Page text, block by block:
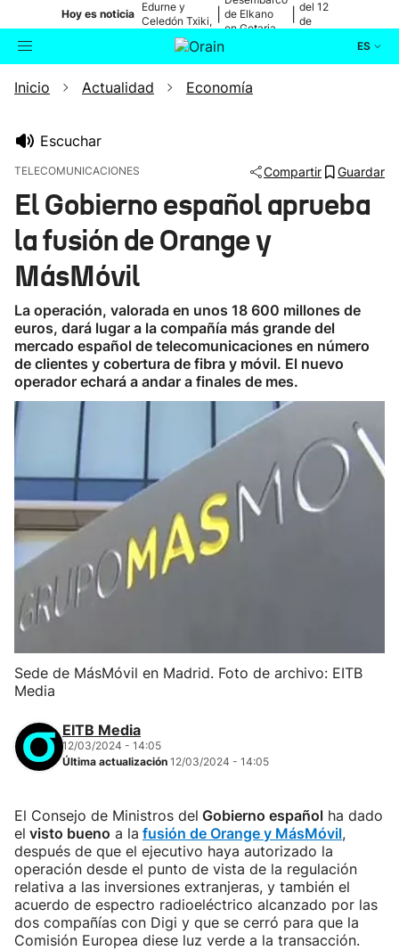
Hoy es noticia
Edurne y
Celedón Txiki,
en directo
de Elkano
en Getaria
del 12
de
ES
Buscador Actualidad
Ikusmiran
Inicio Actualidad Economía
Escuchar
TELECOMUNICACIONES Compartir Guardar
El Gobierno español aprueba
la fusión de Orange y
MásMóvil
La operación, valorada en unos 18 600 millones de
euros, dará lugar a la compañía más grande del
mercado español de telecomunicaciones en número
de clientes y cobertura de fibra y móvil. El nuevo
operador echará a andar a finales de mes.
Sede de MásMóvil en Madrid. Foto de archivo: EITB
Media
EITB Media
12/03/2024 - 14:05
Última actualización 12/03/2024 - 14:05
El Consejo de Ministros del Gobierno español ha dado
el visto bueno a la fusión de Orange y MásMóvil,
después de que el ejecutivo haya autorizado la
operación desde el punto de vista de la regulación
relativa a las inversiones extranjeras, y también el
acuerdo de espectro radioeléctrico alcanzado por las
dos compañías con Digi y que se cerró para que la
Comisión Europea diese luz verde a la transacción.